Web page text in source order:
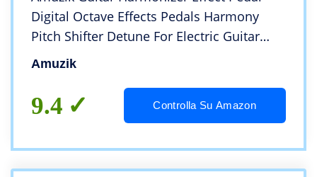
Digital Octave Effects Pedals Harmony
Pitch Shifter Detune For Electric Guitar
Bass Mini Size True Bypass
Amuzik
9.4 Controlla Su Amazon